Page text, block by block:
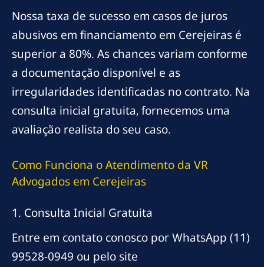
Nossa taxa de sucesso em casos de juros
abusivos em financiamento em Cerejeiras é
superior a 80%. As chances variam conforme
a documentação disponível e as
irregularidades identificadas no contrato. Na
consulta inicial gratuita, fornecemos uma
avaliação realista do seu caso.
Como Funciona o Atendimento da VR
Advogados em Cerejeiras
1. Consulta Inicial Gratuita
Entre em contato conosco por WhatsApp (11)
99528-0949 ou pelo site